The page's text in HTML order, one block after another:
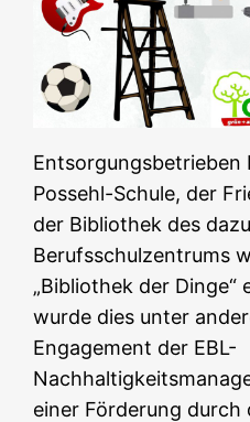
Entsorgungsbetrieben
Possehl-Schule, der
der Bibliothek des
Berufsschulzentrums
„Bibliothek der
wurde dies unter
Engagement der EBL-
einer Förderung durch